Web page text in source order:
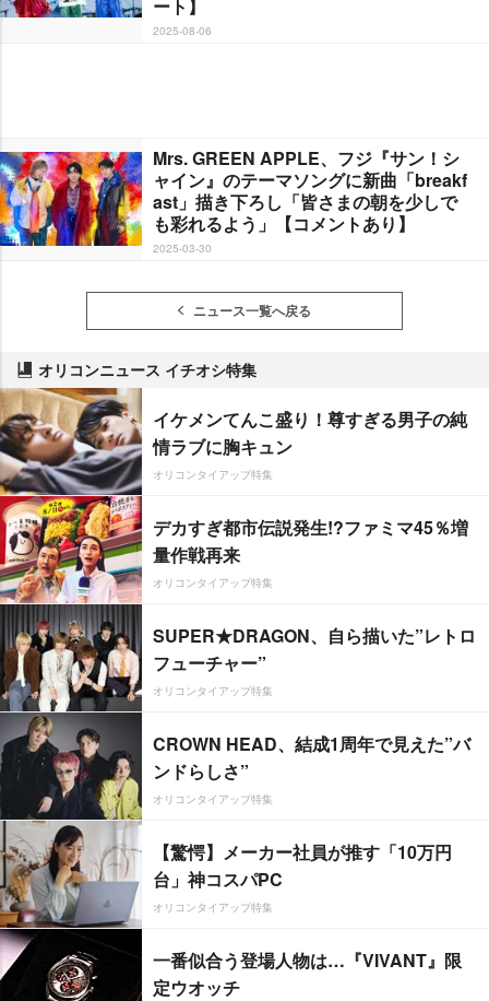
ート】
2025-08-06
Mrs. GREEN APPLE、フジ『サン！シ
ャイン』のテーマソングに新曲「breakf
ast」描き下ろし「皆さまの朝を少しで
も彩れるよう」【コメントあり】
2025-03-30
ニュース一覧へ戻る
オリコンニュース イチオシ特集
イケメンてんこ盛り！尊すぎる男子の純
情ラブに胸キュン
オリコンタイアップ特集
デカすぎ都市伝説発生!?ファミマ45％増
量作戦再来
オリコンタイアップ特集
SUPER★DRAGON、自ら描いた”レトロ
フューチャー”
オリコンタイアップ特集
CROWN HEAD、結成1周年で見えた”バ
ンドらしさ”
オリコンタイアップ特集
【驚愕】メーカー社員が推す「10万円
台」神コスパPC
オリコンタイアップ特集
一番似合う登場人物は…『VIVANT』限
定ウオッチ